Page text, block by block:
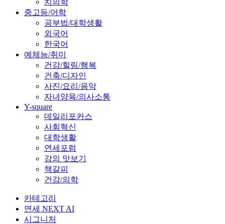
치의학
중고등/어학
공부법/대학생활
외국어
한국어
예체능/취미
건강/힐링/행복
건축/디자인
사진/요리/음악
자녀양육/의사소통
Y-square
데일리포커스
사회혁신
대학생활
연세포럼
강의 맛보기
책갈피
건강/의학
카테고리
연세 NEXT AI
시그니처